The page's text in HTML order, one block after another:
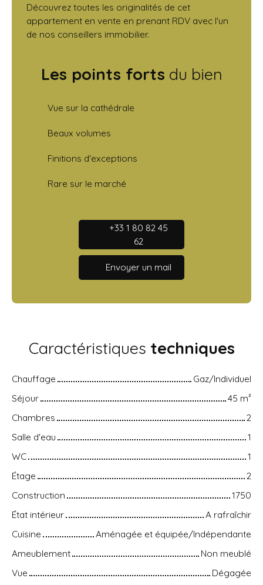
Découvrez toutes les originalités de cet
appartement en vente en prenant RDV avec l'un
de nos conseillers immobilier.
Les points forts du bien
Vue sur la cathédrale
Beaux volumes
Finitions d'exceptions
Rare sur le marché
+33 1 80 82 45
62
Envoyer un mail
Caractéristiques techniques
Chauffage
Gaz/Individuel
Séjour
45 m²
Chambres
2
Salle d'eau
1
WC
1
Étage
2
Construction
1750
État intérieur
A rafraîchir
Cuisine
Aménagée et équipée/Indépendante
Ameublement
Non meublé
Vue
Dégagée